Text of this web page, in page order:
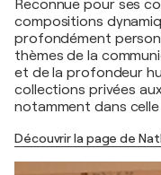
Reconnue pour ses
compositions
profondément
thèmes de la
et de la profondeur
collections privées
notamment dans celle
Découvrir la page de